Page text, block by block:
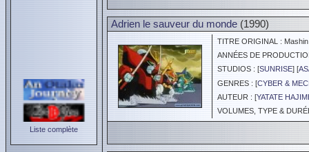
Liste complète
Adrien le sauveur du monde (1990)
TITRE ORIGINAL :
ANNÉES DE
STUDIOS : [SUNRISE] [
GENRES : [CYBER &
AUTEUR : [YATATE
VOLUMES, TYPE &